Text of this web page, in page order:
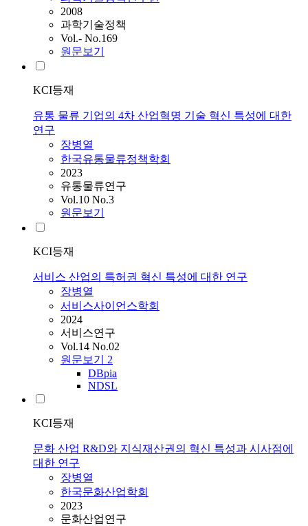
2008
과학기술정책
Vol.- No.169
원문보기
KCI등재
유통 물류 기업의 4차 산업혁명 기술 혁신 특성에 대한
연구
장병열
한국유통물류정책학회
2023
유통물류연구
Vol.10 No.3
원문보기
KCI등재
서비스 산업의 특허권 혁신 특성에 대한 연구
장병열
서비스사이언스학회
2024
서비스연구
Vol.14 No.02
원문보기 2
DBpia
NDSL
KCI등재
문화 산업 R&D와 지식재산권의 혁신 특성과 시사점에
대한 연구
장병열
한국문화산업학회
2023
문화산업연구